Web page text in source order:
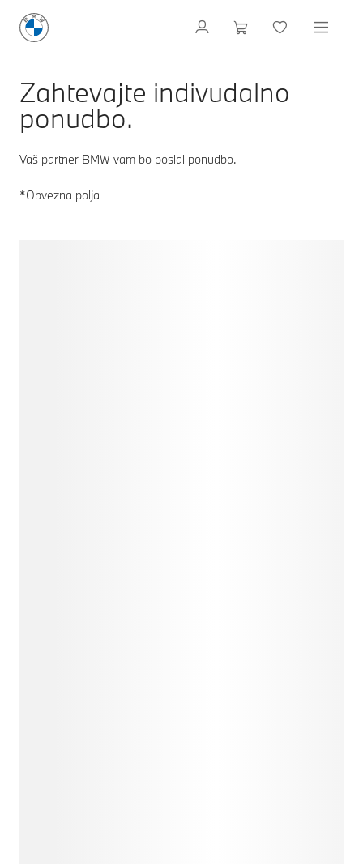
Zahtevajte indivudalno
ponudbo.
Vaš partner BMW vam bo poslal ponudbo.
*Obvezna polja